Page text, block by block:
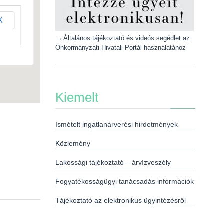
→ Általános tájékoztató és videós segédlet az
Önkormányzati Hivatali Portál használatához
Kiemelt
Ismételt ingatlanárverési hirdetmények
Közlemény
Lakossági tájékoztató – árvízveszély
Fogyatékosságügyi tanácsadás információk
Tájékoztató az elektronikus ügyintézésről